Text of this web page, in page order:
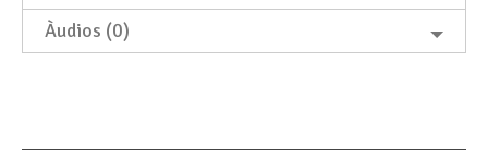
Àudios (0)